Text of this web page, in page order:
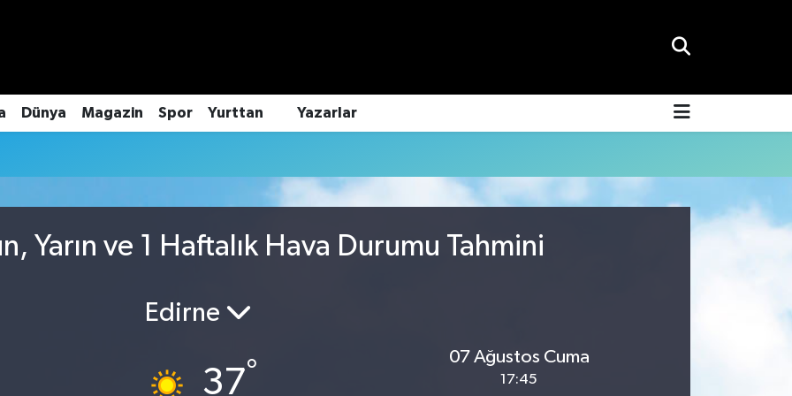
Dünya Magazin Spor Yurttan Yazarlar
Yarın ve 1 Haftalık Hava Durumu Tahmini
Edirne
37°
07 Ağustos Cuma
17:45